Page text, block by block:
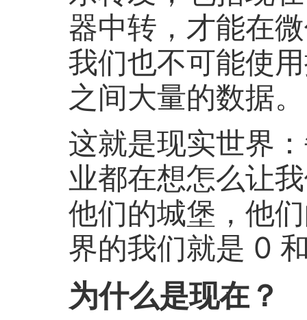
器中转，才能在
我们也不可能使
之间大量的数据。
这就是现实世界
业都在想怎么让
他们的城堡，他
界的我们就是 0
为什么是现在？